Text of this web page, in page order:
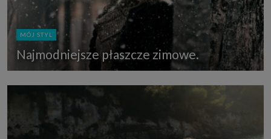
MÓJ STYL
Najmodniejsze płaszcze zimowe.